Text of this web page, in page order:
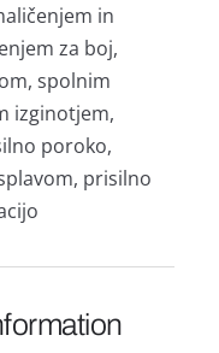
in
za boj,
spolnim
izginotjem,
poroko,
prisilno